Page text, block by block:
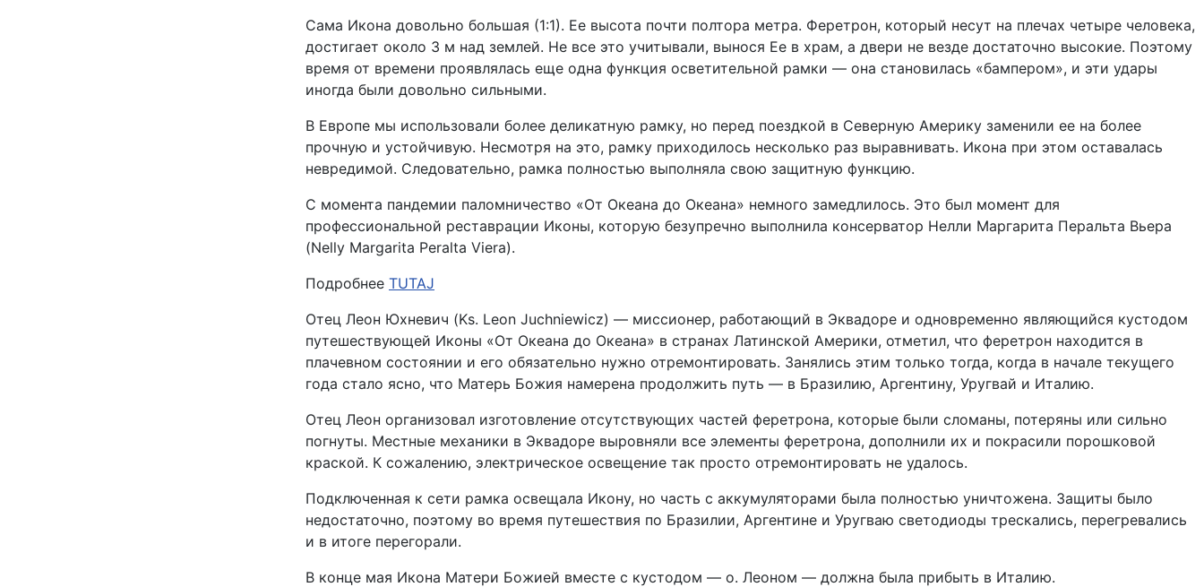
Сама Икона довольно большая (1:1). Ее высота почти полтора метра. Феретрон, который несут на плечах четыре человека,
достигает около 3 м над землей. Не все это учитывали, вынося Ее в храм, а двери не везде достаточно высокие. Поэтому
время от времени проявлялась еще одна функция осветительной рамки — она становилась «бампером», и эти удары
иногда были довольно сильными.
В Европе мы использовали более деликатную рамку, но перед поездкой в Северную Америку заменили ее на более
прочную и устойчивую. Несмотря на это, рамку приходилось несколько раз выравнивать. Икона при этом оставалась
невредимой. Следовательно, рамка полностью выполняла свою защитную функцию.
С момента пандемии паломничество «От Океана до Океана» немного замедлилось. Это был момент для
профессиональной реставрации Иконы, которую безупречно выполнила консерватор Нелли Маргарита Перальта Вьера
(Nelly Margarita Peralta Viera).
Подробнее TUTAJ
Отец Леон Юхневич (Ks. Leon Juchniewicz) — миссионер, работающий в Эквадоре и одновременно являющийся кустодом
путешествующей Иконы «От Океана до Океана» в странах Латинской Америки, отметил, что феретрон находится в
плачевном состоянии и его обязательно нужно отремонтировать. Занялись этим только тогда, когда в начале текущего
года стало ясно, что Матерь Божия намерена продолжить путь — в Бразилию, Аргентину, Уругвай и Италию.
Отец Леон организовал изготовление отсутствующих частей феретрона, которые были сломаны, потеряны или сильно
погнуты. Местные механики в Эквадоре выровняли все элементы феретрона, дополнили их и покрасили порошковой
краской. К сожалению, электрическое освещение так просто отремонтировать не удалось.
Подключенная к сети рамка освещала Икону, но часть с аккумуляторами была полностью уничтожена. Защиты было
недостаточно, поэтому во время путешествия по Бразилии, Аргентине и Уругваю светодиоды трескались, перегревались
и в итоге перегорали.
В конце мая Икона Матери Божией вместе с кустодом — о. Леоном — должна была прибыть в Италию.